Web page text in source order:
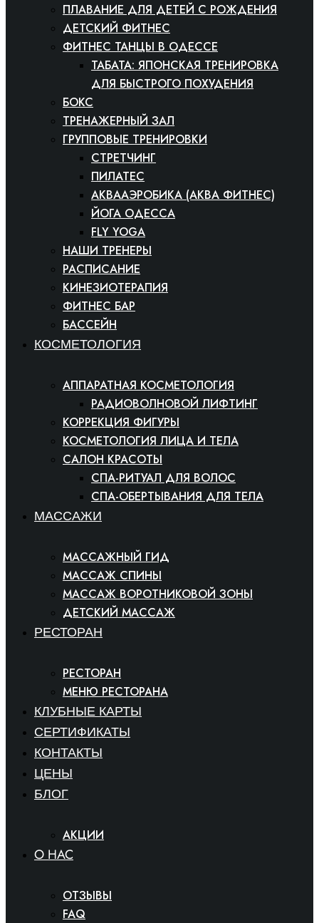
ПЛАВАНИЕ ДЛЯ ДЕТЕЙ С РОЖДЕНИЯ
ДЕТСКИЙ ФИТНЕС
ФИТНЕС ТАНЦЫ В ОДЕССЕ
ТАБАТА: ЯПОНСКАЯ ТРЕНИРОВКА
ДЛЯ БЫСТРОГО ПОХУДЕНИЯ
БОКС
ТРЕНАЖЕРНЫЙ ЗАЛ
ГРУППОВЫЕ ТРЕНИРОВКИ
СТРЕТЧИНГ
ПИЛАТЕС
АКВААЭРОБИКА (АКВА ФИТНЕС)
ЙОГА ОДЕССА
FLY YOGA
НАШИ ТРЕНЕРЫ
РАСПИСАНИЕ
КИНЕЗИОТЕРАПИЯ
ФИТНЕС БАР
БАССЕЙН
КОСМЕТОЛОГИЯ
АППАРАТНАЯ КОСМЕТОЛОГИЯ
РАДИОВОЛНОВОЙ ЛИФТИНГ
КОРРЕКЦИЯ ФИГУРЫ
КОСМЕТОЛОГИЯ ЛИЦА И ТЕЛА
САЛОН КРАСОТЫ
СПА-РИТУАЛ ДЛЯ ВОЛОС
СПА-ОБЕРТЫВАНИЯ ДЛЯ ТЕЛА
МАССАЖИ
МАССАЖНЫЙ ГИД
МАССАЖ СПИНЫ
МАССАЖ ВОРОТНИКОВОЙ ЗОНЫ
ДЕТСКИЙ МАССАЖ
РЕСТОРАН
РЕСТОРАН
МЕНЮ РЕСТОРАНА
КЛУБНЫЕ КАРТЫ
СЕРТИФИКАТЫ
КОНТАКТЫ
ЦЕНЫ
БЛОГ
АКЦИИ
O HAC
ОТЗЫВЫ
FAQ